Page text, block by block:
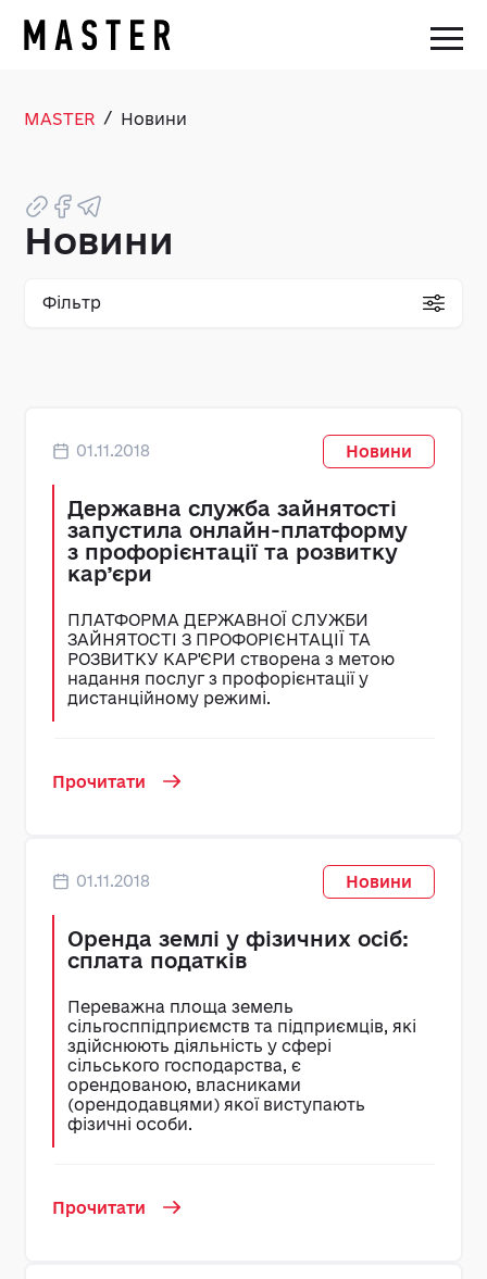
MASTER / Новини
Новини
Фільтр
01.11.2018 Новини
Державна служба зайнятості
запустила онлайн-платформу
з профорієнтації та розвитку
кар’єри
ПЛАТФОРМА ДЕРЖАВНОЇ СЛУЖБИ
ЗАЙНЯТОСТІ З ПРОФОРІЄНТАЦІЇ ТА
РОЗВИТКУ КАР'ЄРИ створена з метою
надання послуг з профорієнтації у
дистанційному режимі.
Прочитати
01.11.2018 Новини
Оренда землі у фізичних осіб:
сплата податків
Переважна площа земель
сільгосппідприємств та підприємців, які
здійснюють діяльність у сфері
сільського господарства, є
орендованою, власниками
(орендодавцями) якої виступають
фізичні особи.
Прочитати